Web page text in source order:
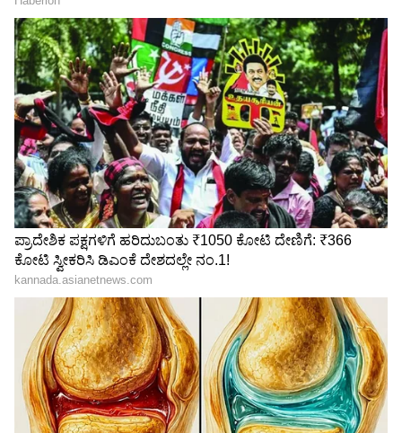
ಬುಧ(Mercury):ಬುಧನು ನಾಲ್ಕು ತೋಳುಗಳನ್ನು
ಹೊಂದಿದ್ದು, ನಾಲ್ಕು ಕೈಗಳಲ್ಲಿ ಕ್ರಮವಾಗಿ ಕತ್ತಿ, ಗುರಾಣಿ, ಗದೆ
ಮತ್ತು ವರದ ಮುದ್ರೆಯನ್ನು ಹಿಡಿದಿದ್ದಾನೆ. ಅವನು ಹಳದಿ
ಮಾಲೆ ಮತ್ತು ಹಸಿರು ಬಟ್ಟೆಗಳನ್ನು ಧರಿಸುತ್ತಾರೆ. ಬುಧ
ದೇವನು ಸಿಂಹದ ಮೇಲೆ ಸವಾರಿ ಮಾಡುತ್ತಾನೆ.
ಗುರು(Jupiter):
ಗುರುವು ಎಲ್ಲಾ ದೇವತೆಗಳ ಗುರು ಎಂಬ
ಬಿರುದನ್ನು ಪಡೆದಿದ್ದಾನೆ. ಆದ್ದರಿಂದಲೇ ಅವನನ್ನು ಬೃಹಸ್ಪತಿ
ಎಂದೂ ಕರೆಯುತ್ತಾರೆ. ಅವನು ನಾಲ್ಕು ತೋಳುಗಳನ್ನು
ಹೊಂದಿದ್ದಾನೆ ಮತ್ತು ಎಲ್ಲಾ ನಾಲ್ಕು ಕೈಗಳಲ್ಲಿ ದಂಡ, ರುದ್ರಾಕ್ಷ,
ಕಮಂಡಲ ಮತ್ತು ವರದ ಮುದ್ರೆಯ ಜಪಮಾಲೆಯನ್ನು
ಹಿಡಿದಿದ್ದಾನೆ. ಅವನ ದೇಹದ ಬಣ್ಣ ಹಳದಿ. ಅವನು ಹಳದಿ
ಬಟ್ಟೆ ಧರಿಸುತ್ತಾನೆ.
ಶುಕ್ರ(Venus):ರಾಕ್ಷಸರ ಗುರು ಶುಕ್ರಾಚಾರ್ಯರು. ಅವರ
Trade Deal | Party Rounds